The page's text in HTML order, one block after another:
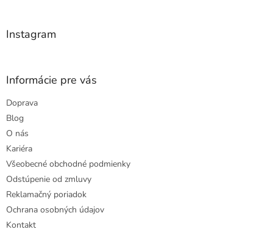
Instagram
Informácie pre vás
Doprava
Blog
O nás
Kariéra
Všeobecné obchodné podmienky
Odstúpenie od zmluvy
Reklamačný poriadok
Ochrana osobných údajov
Kontakt